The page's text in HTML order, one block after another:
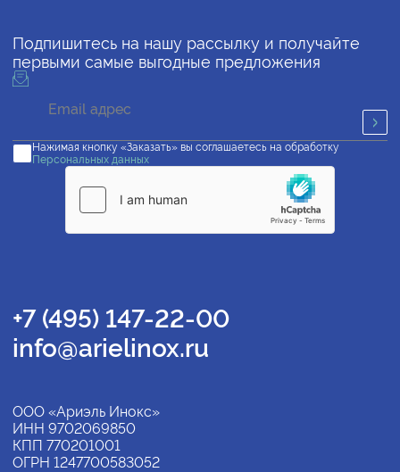
Подпишитесь на нашу рассылку и получайте
первыми самые выгодные предложения
Нажимая кнопку «Заказать» вы соглашаетесь на обработку
Персональных данных
+7 (495) 147-22-00
info@arielinox.ru
ООО «Ариэль Инокс»
ИНН 9702069850
КПП 770201001
ОГРН 1247700583052